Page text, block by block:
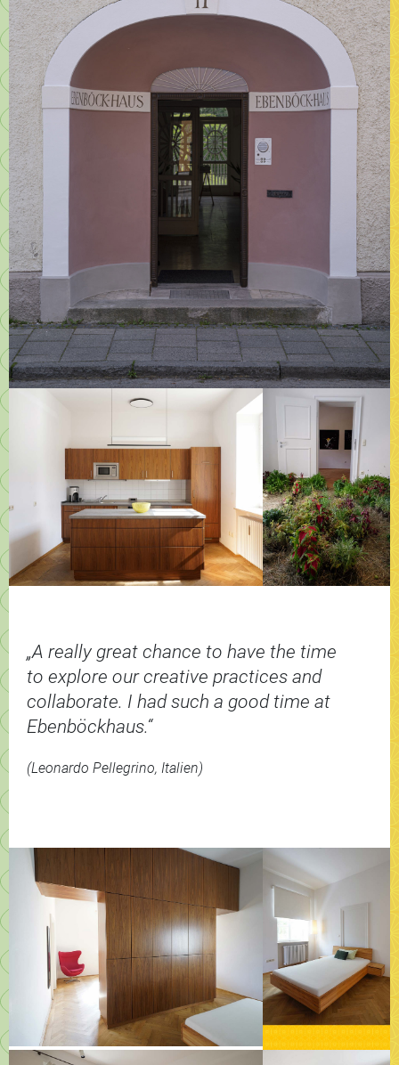
„A really great chance to have the time
to explore our creative practices and
collaborate. I had such a good time at
Ebenböckhaus.“
(Leonardo Pellegrino, Italien)